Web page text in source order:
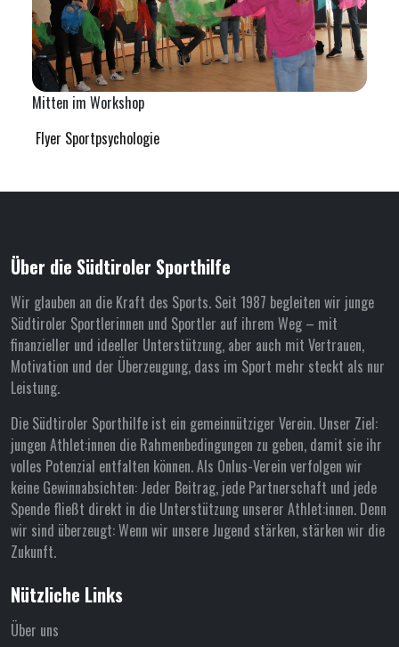
Mitten im Workshop
Flyer Sportpsychologie
Über die Südtiroler Sporthilfe
Wir glauben an die Kraft des Sports. Seit 1987 begleiten wir junge
Südtiroler Sportlerinnen und Sportler auf ihrem Weg – mit
finanzieller und ideeller Unterstützung, aber auch mit Vertrauen,
Motivation und der Überzeugung, dass im Sport mehr steckt als nur
Leistung.
Die Südtiroler Sporthilfe ist ein gemeinnütziger Verein. Unser Ziel:
jungen Athlet:innen die Rahmenbedingungen zu geben, damit sie ihr
volles Potenzial entfalten können. Als Onlus-Verein verfolgen wir
keine Gewinnabsichten: Jeder Beitrag, jede Partnerschaft und jede
Spende fließt direkt in die Unterstützung unserer Athlet:innen. Denn
wir sind überzeugt: Wenn wir unsere Jugend stärken, stärken wir die
Zukunft.
Nützliche Links
Über uns